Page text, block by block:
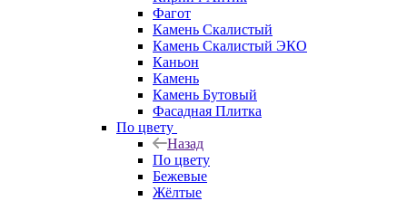
Фагот
Камень Скалистый
Камень Скалистый ЭКО
Каньон
Камень
Камень Бутовый
Фасадная Плитка
По цвету
Назад
По цвету
Бежевые
Жёлтые